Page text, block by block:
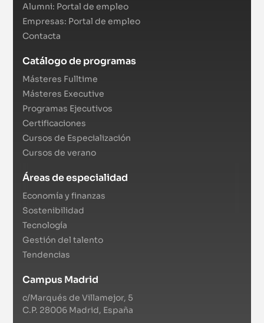
Alumni: Portal de empleo
Empresas: Portal de empleo
Contacta
Catálogo de programas
Másteres Fulltime
Másteres Executive
Programas Ejecutivos
Certificaciones
Cursos de Especialización
Cursos de verano
Áreas de especialidad
Economía y finanzas
Sostenibilidad
Tecnología
Gestión del talento
Tendencias
Campus Madrid
c/Marqués de Villamejor, 5
C.P. 28006 Madrid, España